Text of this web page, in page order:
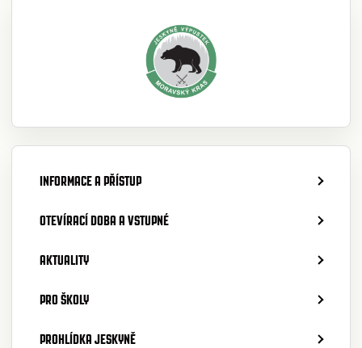
INFORMACE A PŘÍSTUP
OTEVÍRACÍ DOBA A VSTUPNÉ
AKTUALITY
PRO ŠKOLY
PROHLÍDKA JESKYNĚ